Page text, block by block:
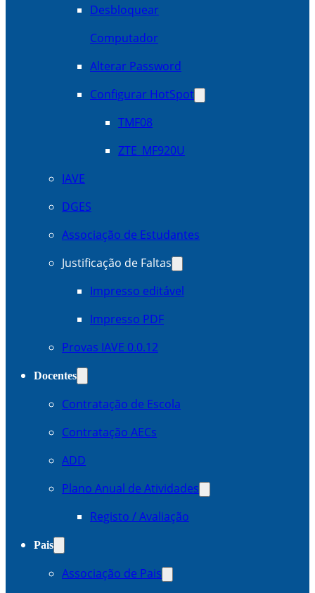
Desbloquear
Computador
Alterar Password
Configurar HotSpot
TMF08
ZTE_MF920U
IAVE
DGES
Associação de Estudantes
Justificação de Faltas
Impresso editável
Impresso PDF
Provas IAVE 0.0.12
Docentes
Contratação de Escola
Contratação AECs
ADD
Plano Anual de Atividades
Registo / Avaliação
Pais
Associação de Pais